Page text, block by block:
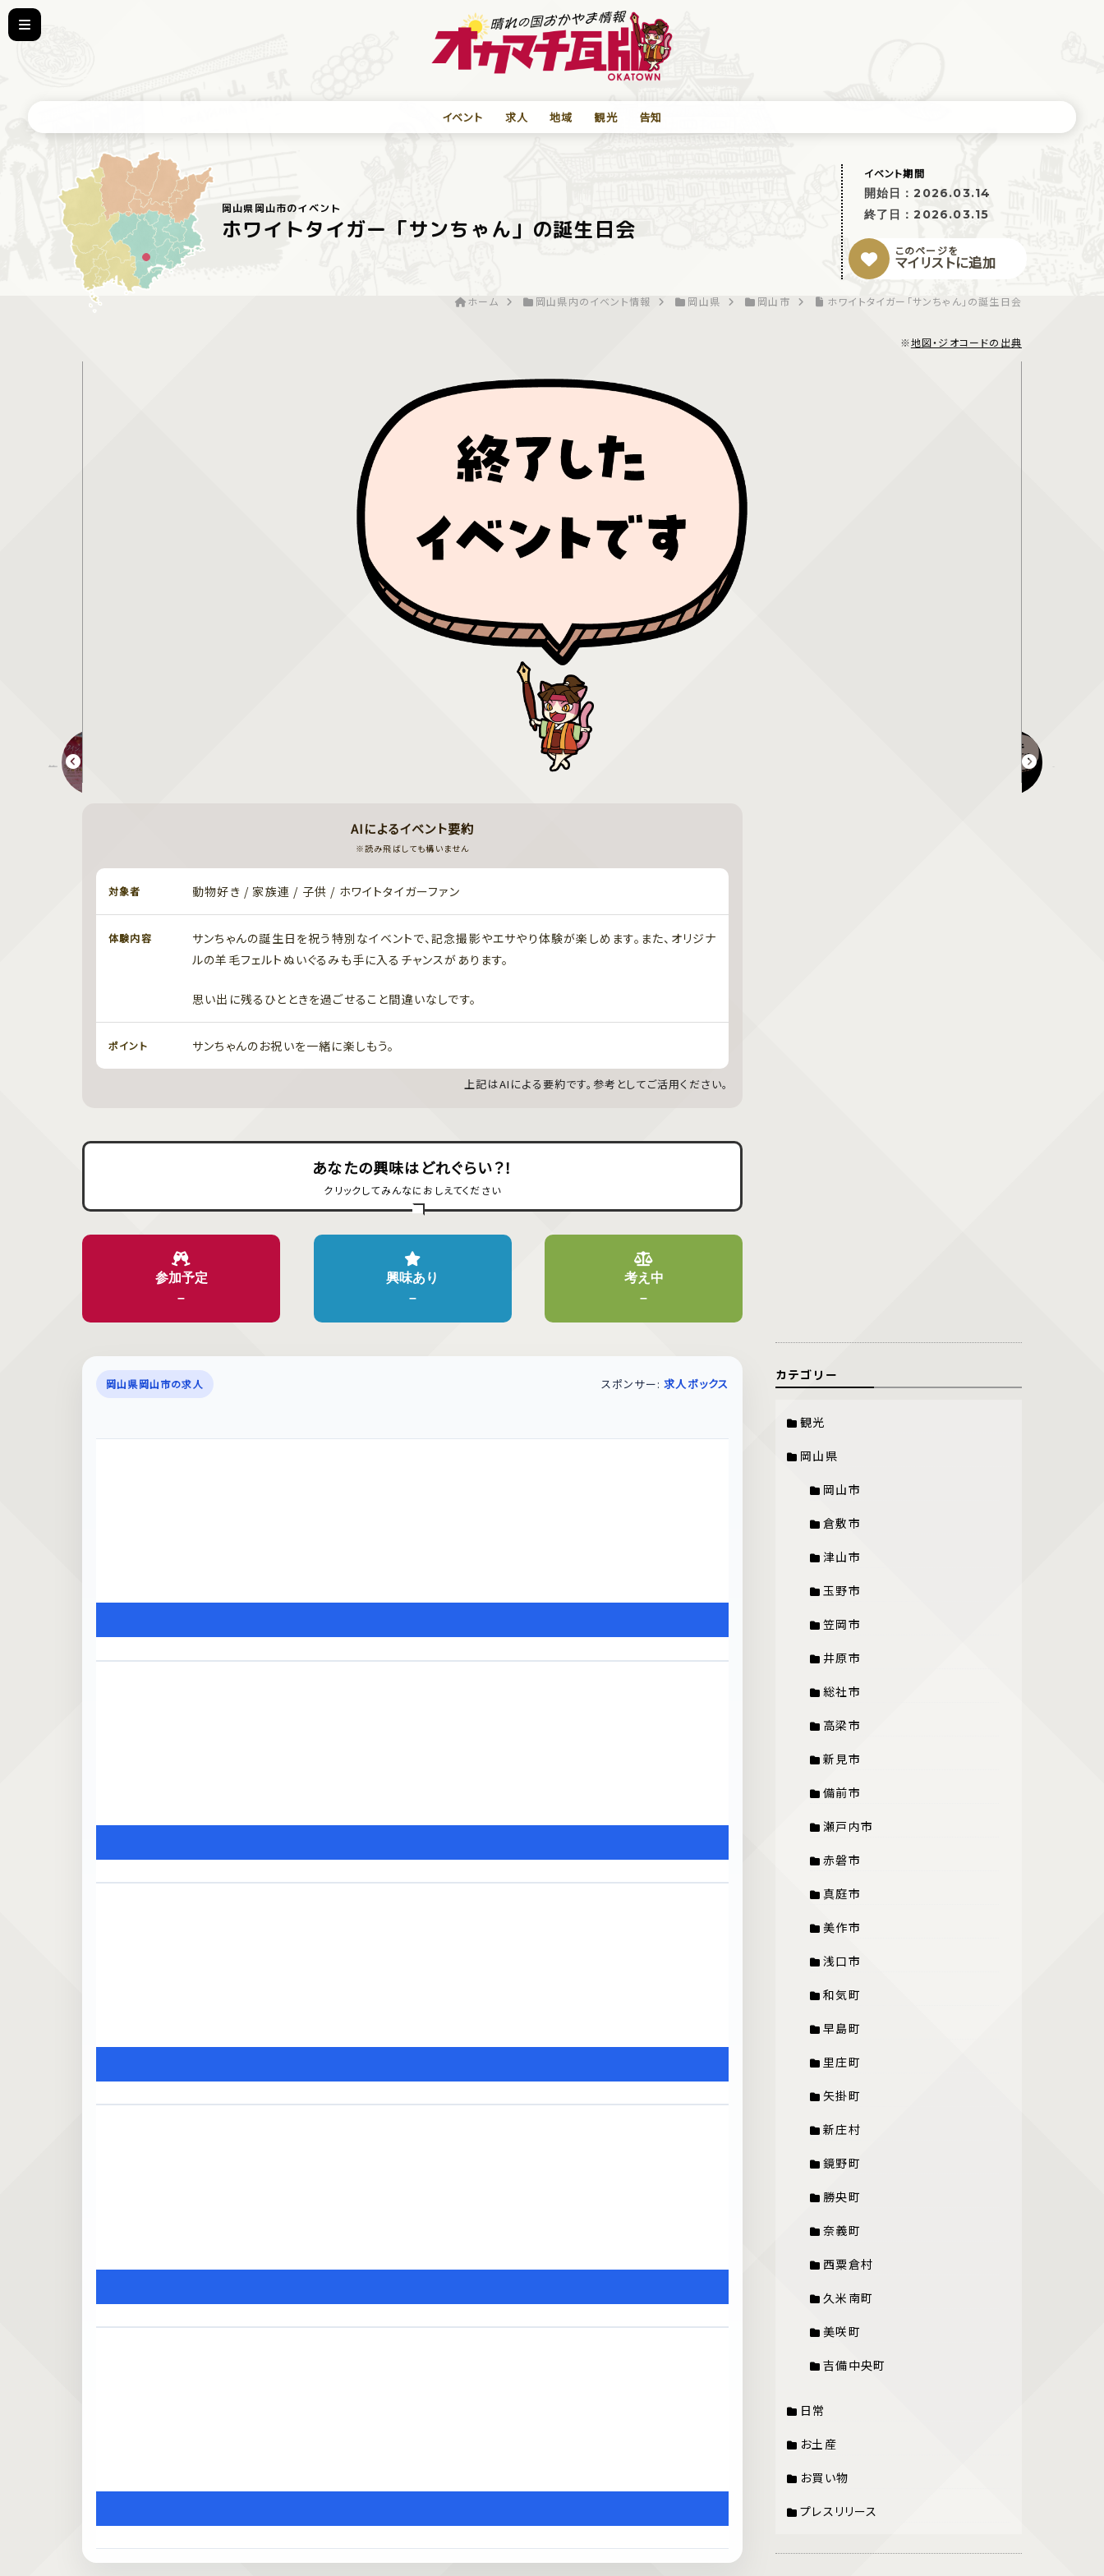
イベント 求人 地域 観光 告知
岡山県岡山市のイベント
ホワイトタイガー「サンちゃん」の誕生日会
イベント期間
開始日：2026.03.14
終了日：2026.03.15
このページを
マイリストに追加
ホーム 岡山県内のイベント情報 岡山県 岡山市 ホワイトタイガー「サンちゃん」の誕生日会
※地図・ジオコードの出典
AIによるイベント要約
※読み飛ばしても構いません
対象者 動物好き / 家族連 / 子供 / ホワイトタイガーファン
体験内容
サンちゃんの誕生日を祝う特別なイベントで、記念撮影やエサやり体験が楽しめます。また、オリジナ
ルの羊毛フェルトぬいぐるみも手に入るチャンスがあります。
思い出に残るひとときを過ごせること間違いなしです。
ポイント サンちゃんのお祝いを一緒に楽しもう。
上記はAIによる要約です。参考としてご活用ください。
あなたの興味はどれぐらい？！
クリックしてみんなにおしえてください
参加予定
–
興味あり
–
考え中
–
岡山県岡山市の求人 スポンサー:求人ボックス
カテゴリー
観光
岡山県
岡山市
倉敷市
津山市
玉野市
笠岡市
井原市
総社市
高梁市
新見市
備前市
瀬戸内市
赤磐市
真庭市
美作市
浅口市
和気町
早島町
里庄町
矢掛町
新庄村
鏡野町
勝央町
奈義町
西粟倉村
久米南町
美咲町
吉備中央町
日常
お土産
お買い物
プレスリリース